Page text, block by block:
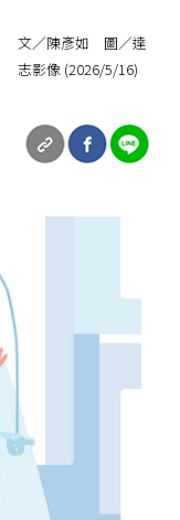
文／陳彥如 圖／達
志影像 (2026/5/16)